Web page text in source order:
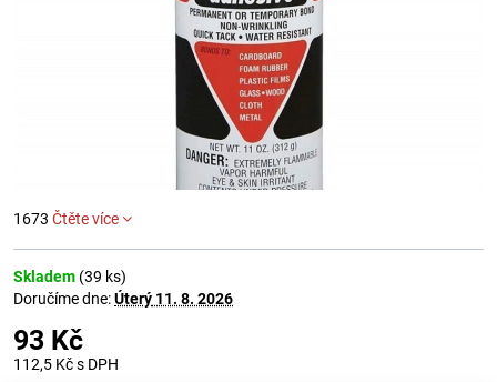
1673 Čtěte více
Skladem (39 ks)
Doručíme dne:Úterý 11. 8. 2026
93 Kč
112,5 Kčs DPH